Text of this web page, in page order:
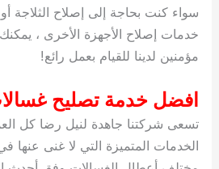
سواء كنت بحاجة إلى إصلاح الثلاجة
خدمات إصلاح الأجهزة الأخرى ،
مؤمنين لدينا للقيام بعمل رائع!
افضل خدمة تصليح
تسعى شركتنا جاهدة لنيل رضا كل
الخدمات المتميزة التي لا غنى عنها